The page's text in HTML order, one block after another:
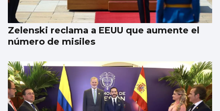
Zelenski reclama a EEUU que aumente el
número de misiles